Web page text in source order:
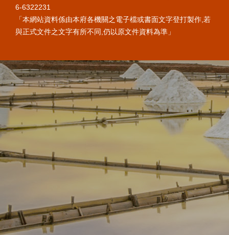
6-6322231
「本網站資料係由本府各機關之電子檔或書面文字登打製作,若
與正式文件之文字有所不同,仍以原文件資料為準」